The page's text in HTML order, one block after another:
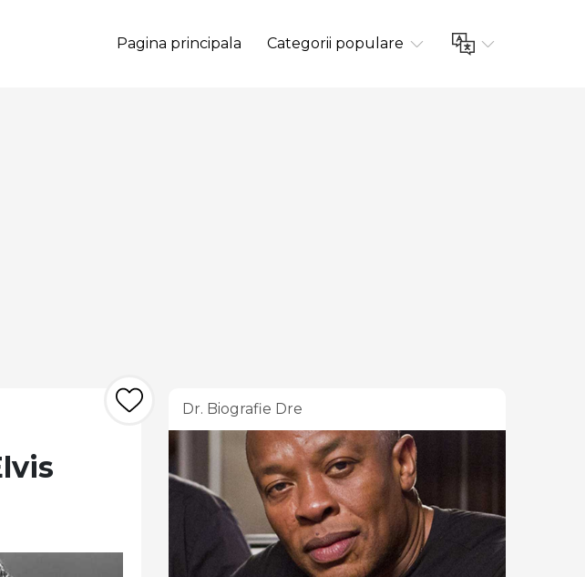
Pagina principala Categorii populare
Dr. Biografie Dre